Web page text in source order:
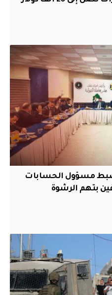
مسؤول الحسابات
بتهم الرشوة